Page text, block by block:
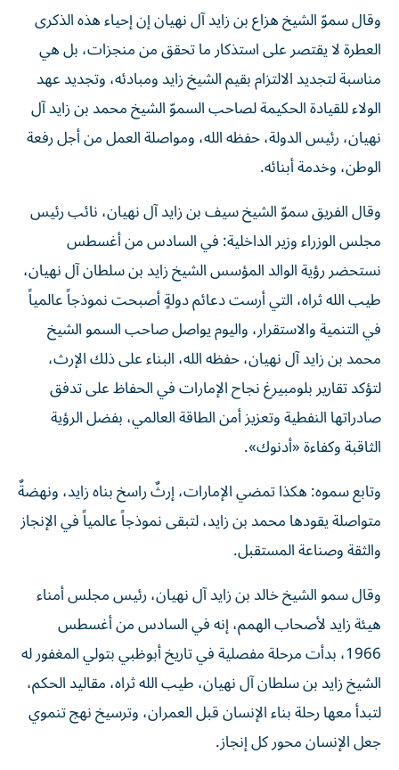
وقال سموّ الشيخ هزاع بن زايد آل نهيان إن إحياء هذه الذكرى
العطرة لا يقتصر على استذكار ما تحقق من منجزات، بل هي
مناسبة لتجديد الالتزام بقيم الشيخ زايد ومبادئه، وتجديد عهد
الولاء للقيادة الحكيمة لصاحب السموّ الشيخ محمد بن زايد آل
نهيان، رئيس الدولة، حفظه الله، ومواصلة العمل من أجل رفعة
الوطن، وخدمة أبنائه.
وقال الفريق سموّ الشيخ سيف بن زايد آل نهيان، نائب رئيس
مجلس الوزراء وزير الداخلية: في السادس من أغسطس
نستحضر رؤية الوالد المؤسس الشيخ زايد بن سلطان آل نهيان،
طيب الله ثراه، التي أرست دعائم دولةٍ أصبحت نموذجاً عالمياً
في التنمية والاستقرار، واليوم يواصل صاحب السمو الشيخ
محمد بن زايد آل نهيان، حفظه الله، البناء على ذلك الإرث،
لتؤكد تقارير بلومبيرغ نجاح الإمارات في الحفاظ على تدفق
صادراتها النفطية وتعزيز أمن الطاقة العالمي، بفضل الرؤية
الثاقبة وكفاءة «أدنوك».
وتابع سموه: هكذا تمضي الإمارات، إرثٌ راسخ بناه زايد، ونهضةٌ
متواصلة يقودها محمد بن زايد، لتبقى نموذجاً عالمياً في الإنجاز
والثقة وصناعة المستقبل.
وقال سمو الشيخ خالد بن زايد آل نهيان، رئيس مجلس أمناء
هيئة زايد لأصحاب الهمم، إنه في السادس من أغسطس
1966، بدأت مرحلة مفصلية في تاريخ أبوظبي بتولي المغفور له
الشيخ زايد بن سلطان آل نهيان، طيب الله ثراه، مقاليد الحكم،
لتبدأ معها رحلة بناء الإنسان قبل العمران، وترسيخ نهج تنموي
جعل الإنسان محور كل إنجاز.